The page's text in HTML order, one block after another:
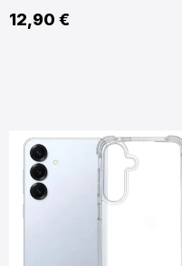
12,90 €